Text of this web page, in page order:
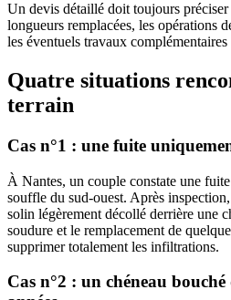
Un devis détaillé doit toujours
longueurs remplacées, les opérations
les éventuels travaux
Quatre situations
terrain
Cas n°1 : une fuite
À Nantes, un couple constate une
souffle du sud-ouest. Après
solin légèrement décollé derrière une
soudure et le remplacement de
supprimer totalement les infiltrations.
Cas n°2 : un chéneau